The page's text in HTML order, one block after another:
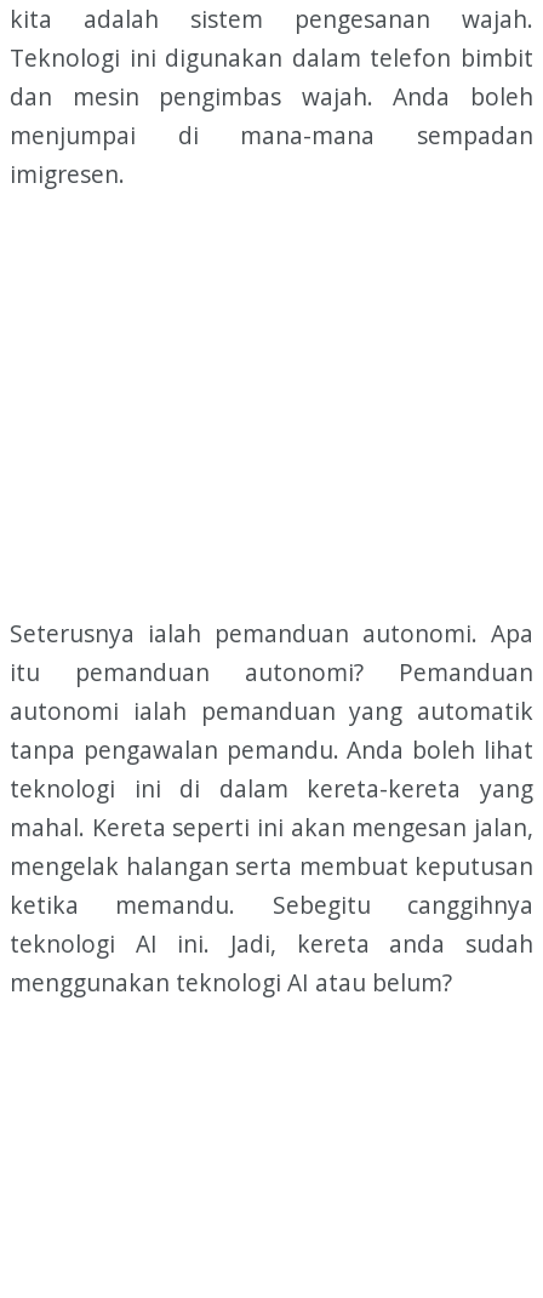
kita adalah sistem pengesanan wajah.
Teknologi ini digunakan dalam telefon bimbit
dan mesin pengimbas wajah. Anda boleh
menjumpai di mana-mana sempadan
imigresen.
Seterusnya ialah pemanduan autonomi. Apa
itu pemanduan autonomi? Pemanduan
autonomi ialah pemanduan yang automatik
tanpa pengawalan pemandu. Anda boleh lihat
teknologi ini di dalam kereta-kereta yang
mahal. Kereta seperti ini akan mengesan jalan,
mengelak halangan serta membuat keputusan
ketika memandu. Sebegitu canggihnya
teknologi AI ini. Jadi, kereta anda sudah
menggunakan teknologi AI atau belum?